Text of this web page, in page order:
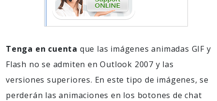
Tenga en cuenta que las imágenes animadas GIF y
Flash no se admiten en Outlook 2007 y las
versiones superiores. En este tipo de imágenes, se
perderán las animaciones en los botones de chat